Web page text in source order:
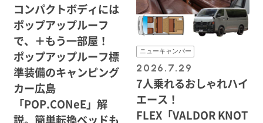
コンパクトボディには
ポップアップルーフ
で、＋もう一部屋！
ポップアップルーフ標
準装備のキャンピング
カー広島
「POP.CONeE」解
説。簡単転換ベッドも
ニューキャンパー
2026.7.29
7人乗れるおしゃれハイ
エース！
FLEX「VALDOR KNOT